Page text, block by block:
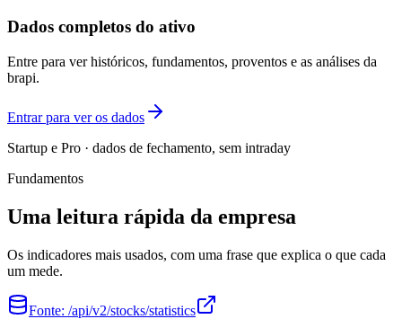
Dados completos do ativo
Entre para ver históricos, fundamentos, proventos e as análises da
brapi.
Entrar para ver os dados
Startup e Pro · dados de fechamento, sem intraday
Fundamentos
Uma leitura rápida da empresa
Os indicadores mais usados, com uma frase que explica o que cada
um mede.
Fonte: /api/v2/stocks/statistics